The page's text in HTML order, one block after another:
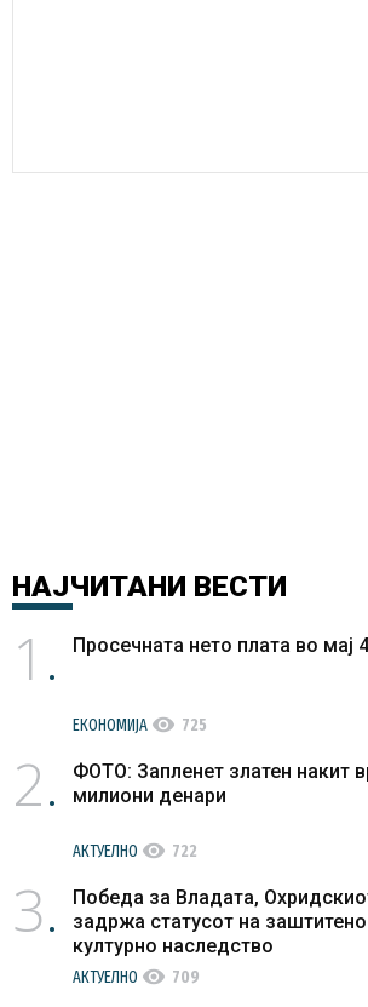
НАЈЧИТАНИ ВЕСТИ
1 Просечната нето плата во мај
ЕКОНОМИЈА visibility 725
2
ФОТО: Запленет златен накит
милиони денари
АКТУЕЛНО visibility 722
3
Победа за Владата,
задржа статусот на
културно наследство
АКТУЕЛНО visibility 709